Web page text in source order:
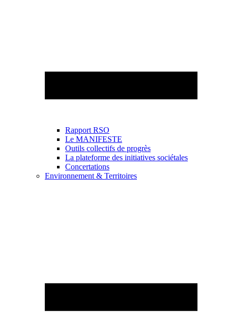
Rapport RSO
Le MANIFESTE
Outils collectifs de progrès
La plateforme des initiatives sociétales
Concertations
Environnement & Territoires